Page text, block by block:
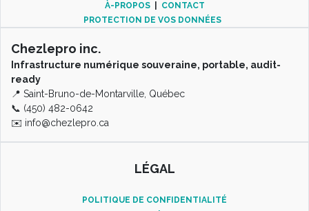
À-PROPOS
CONTACT
PROTECTION DE VOS DONNÉES
Chezlepro inc.
Infrastructure numérique souveraine, portable, audit-
ready
📍 Saint-Bruno-de-Montarville, Québec
📞 (450) 482-0642
✉️ info@chezlepro.ca
LÉGAL
POLITIQUE DE CONFIDENTIALITÉ